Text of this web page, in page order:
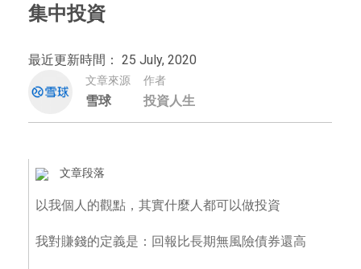
集中投資
最近更新時間： 25 July, 2020
文章來源
雪球
作者
投資人生
文章段落
以我個人的觀點，其實什麼人都可以做投資
我對賺錢的定義是：回報比長期無風險債券還高